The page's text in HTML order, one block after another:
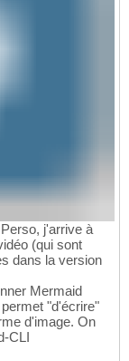
j'arrive à
(qui sont
dans la version
Mermaid
"d'écrire"
d'image. On
CLI